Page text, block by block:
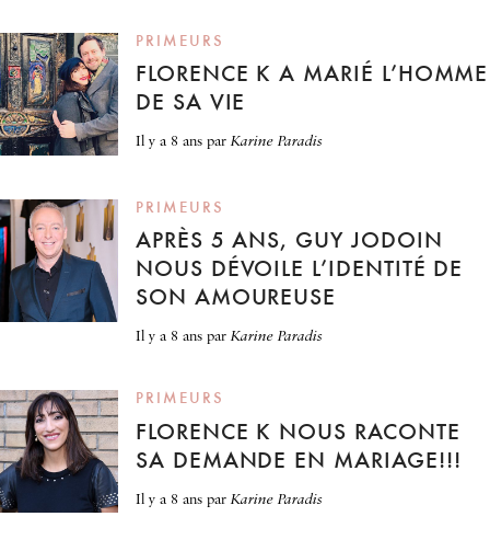
PRIMEURS
FLORENCE K A MARIÉ L’HOMME
DE SA VIE
il y a 8 ans par Karine Paradis
PRIMEURS
APRÈS 5 ANS, GUY JODOIN
NOUS DÉVOILE L’IDENTITÉ DE
SON AMOUREUSE
il y a 8 ans par Karine Paradis
PRIMEURS
FLORENCE K NOUS RACONTE
SA DEMANDE EN MARIAGE!!!
il y a 8 ans par Karine Paradis